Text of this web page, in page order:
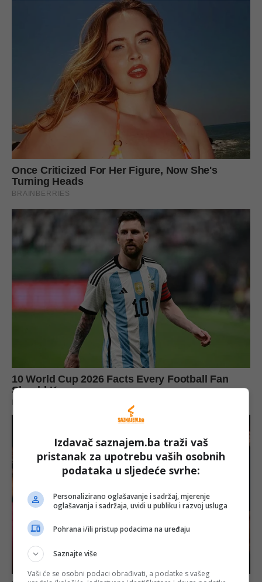
Izdavač saznajem.ba traži vaš
pristanak za upotrebu vaših osobnih
podataka u sljedeće svrhe:
Personalizirano oglašavanje i sadržaj, mjerenje
oglašavanja i sadržaja, uvidi u publiku i razvoj usluga
Pohrana i/ili pristup podacima na uređaju
Saznajte više
Vaši će se osobni podaci obrađivati, a podatke s vašeg